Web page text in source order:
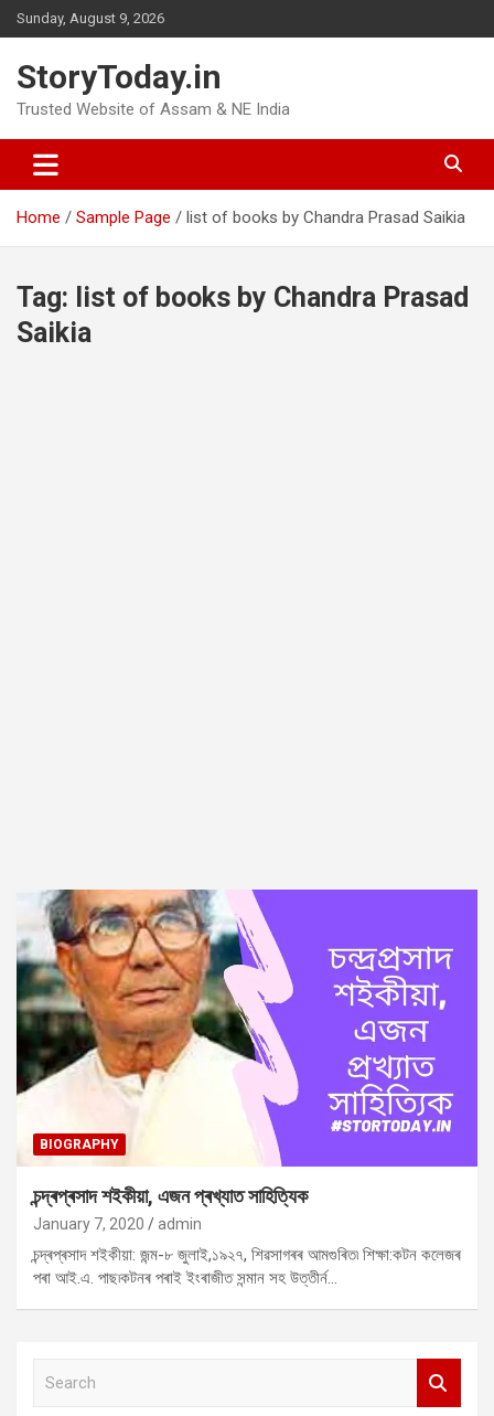
Skip
to
Sunday, August 9, 2026
StoryToday.in
Trusted Website of Assam & NE India
Home Sample Page list of books by Chandra Prasad Saikia
Tag: list of books by Chandra Prasad
Saikia
BIOGRAPHY
চন্দ্ৰপ্ৰসাদ শইকীয়া, এজন প্ৰখ্যাত সাহিত্যিক
January 7, 2020 admin
চন্দ্ৰপ্ৰসাদ শইকীয়া: জন্ম-৮ জুলাই,১৯২৭, শিৱসাগৰৰ আমগুৰিত৷ শিক্ষা:কটন কলেজৰ
পৰা আই.এ. পাছ৷কটনৰ পৰাই ইংৰাজীত সন্মান সহ উত্তীৰ্ন…